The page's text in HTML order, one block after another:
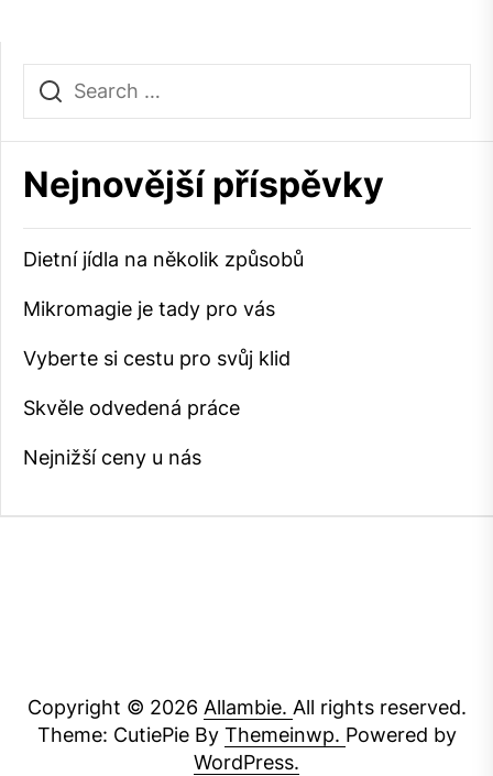
Nejnovější příspěvky
Dietní jídla na několik způsobů
Mikromagie je tady pro vás
Vyberte si cestu pro svůj klid
Skvěle odvedená práce
Nejnižší ceny u nás
Copyright © 2026 Allambie. All rights reserved.
Theme: CutiePie By Themeinwp. Powered by
WordPress.